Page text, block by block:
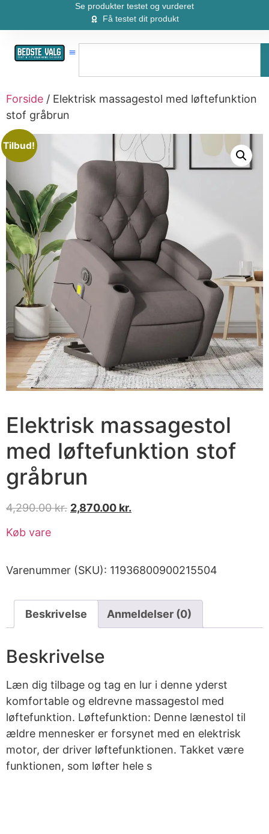
Se produkter testet og vurderet
Få testet dit produkt
Forside / Elektrisk massagestol med løftefunktion
stof gråbrun
Tilbud!
Elektrisk massagestol
med løftefunktion stof
gråbrun
4,290.00kr. 2,870.00 kr.
Køb vare
Varenummer (SKU): 11936800900215504
Beskrivelse Anmeldelser (0)
Beskrivelse
Læn dig tilbage og tag en lur i denne yderst
komfortable og eldrevne massagestol med
løftefunktion. Løftefunktion: Denne lænestol til
ældre mennesker er forsynet med en elektrisk
motor, der driver løftefunktionen. Takket være
funktionen, som løfter hele s